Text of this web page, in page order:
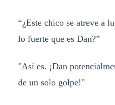
“¿Este chico se atreve a
lo fuerte que es Dan?”
"Así es. ¡Dan
de un solo golpe!"